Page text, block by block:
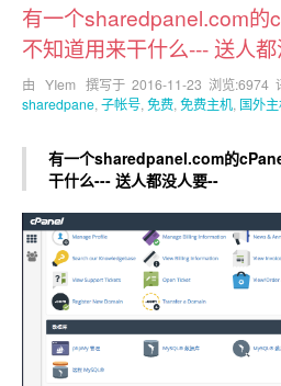
有一个sharedpanel.com的
不知道用来干什么--- 送人
由 YIem 撰写于 2016-11-23 浏览:6974
sharedpane, 子帐号, 免费, 免费主机, 国外
有一个sharedpanel.com的
干什么--- 送人都没人要--